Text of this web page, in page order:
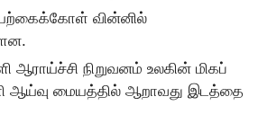
வின்னில்
ஆராய்ச்சி நிறுவனம் உலகின் மிகப்
ஆய்வு மையத்தில் ஆறாவது இடத்தை